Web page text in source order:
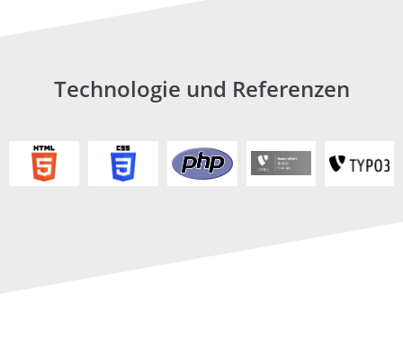
Technologie und Referenzen